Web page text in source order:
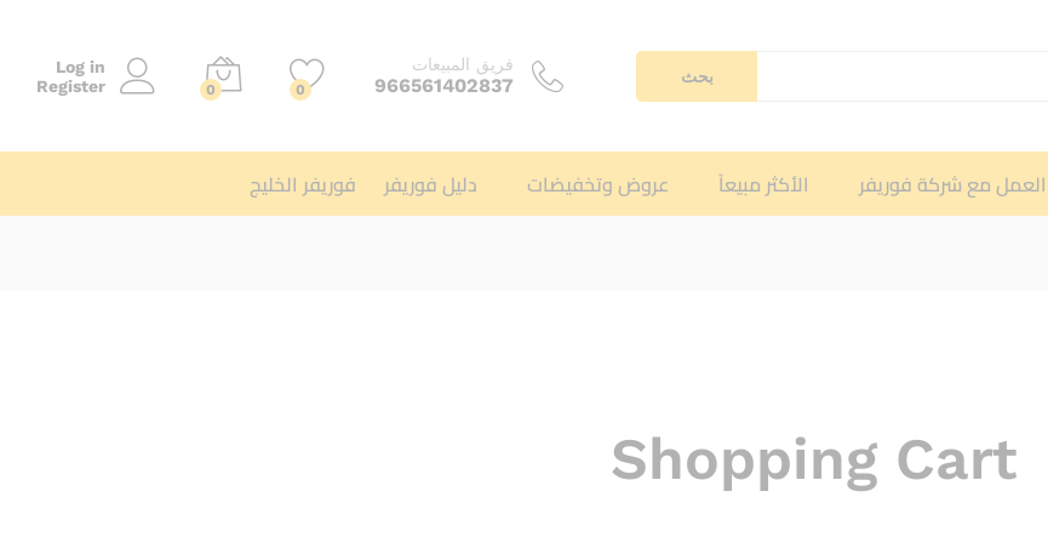
بحث
فريق المبيعات
966561402837
0
0
Log in
Register
العمل مع شركة فوريفر الأكثر مبيعاً عروض وتخفيضات دليل فوريفر فوريفر الخليج
Shopping Cart